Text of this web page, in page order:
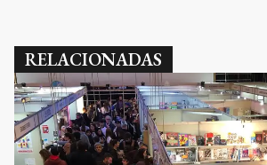
RELACIONADAS